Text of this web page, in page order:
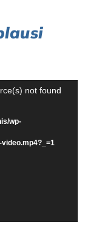
not found
wp-